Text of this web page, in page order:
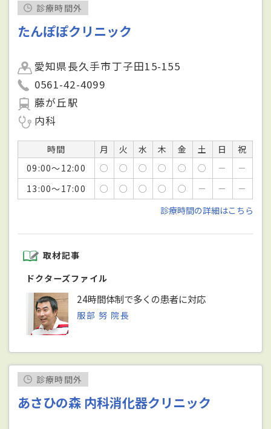
診療時間外
たんぽぽクリニック
愛知県長久手市丁子田15-155
0561-42-4099
藤が丘駅
内科
時間 月 火 水 木 金 土 日
祝
09:00～12:00
○ ○ ○ ○ ○ ○ －
－
13:00～17:00
○ ○ ○ ○ ○ － －
－
診療時間の詳細はこちら
取材記事
ドクターズファイル
24時間体制で多くの患者に対応
服部 努 院長
診療時間外
あさひの森 内科消化器クリニック